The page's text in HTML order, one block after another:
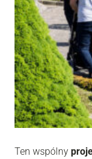
Ten wspólny